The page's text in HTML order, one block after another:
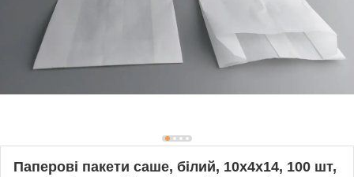
Паперові пакети саше, білий, 10x4x14, 100 шт,